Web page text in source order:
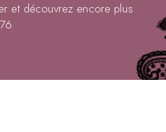
et découvrez encore plus